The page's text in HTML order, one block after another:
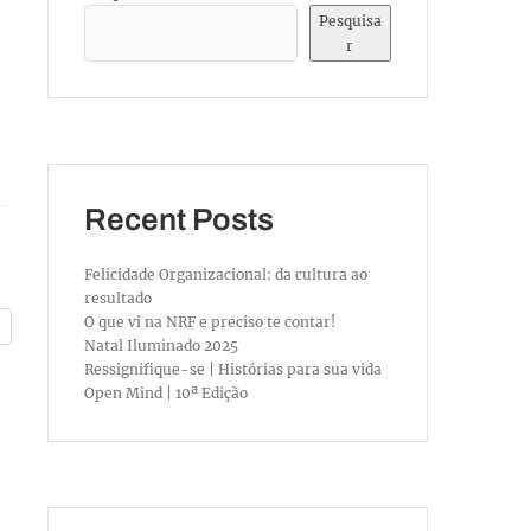
Pesquisa
r
Recent Posts
Felicidade Organizacional: da cultura ao
resultado
O que vi na NRF e preciso te contar!
Natal Iluminado 2025
Ressignifique-se | Histórias para sua vida
Open Mind | 10ª Edição